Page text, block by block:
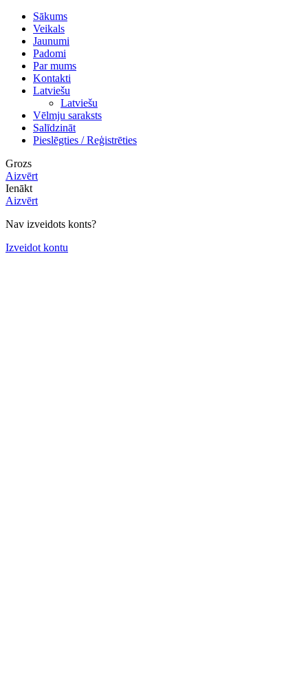
Sākums
Veikals
Jaunumi
Padomi
Par mums
Kontakti
Latviešu
Latviešu
Vēlmju saraksts
Salīdzināt
Pieslēgties / Reģistrēties
Grozs
Aizvērt
Ienākt
Aizvērt
Nav izveidots konts?
Izveidot kontu